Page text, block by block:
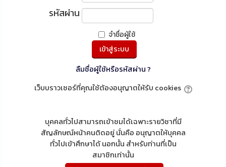
รหัสผ่าน
จำชื่อผู้ใช้
ลืมชื่อผู้ใช้หรือรหัสผ่าน ?
เว็บบราวเซอร์ที่คุณใช้ต้องอนุญาตให้รับ cookies
บุคคลทั่วไปสามารถเข้าชมได้เฉพาะรายวิชาที่มี
สัญลักษณ์หน้าคนติดอยู่ นั่นคือ อนุญาตให้บุคคล
ทั่วไปเข้าศึกษาได้ นอกนั้น สำหรับท่านที่เป็น
สมาชิกเท่านั้น